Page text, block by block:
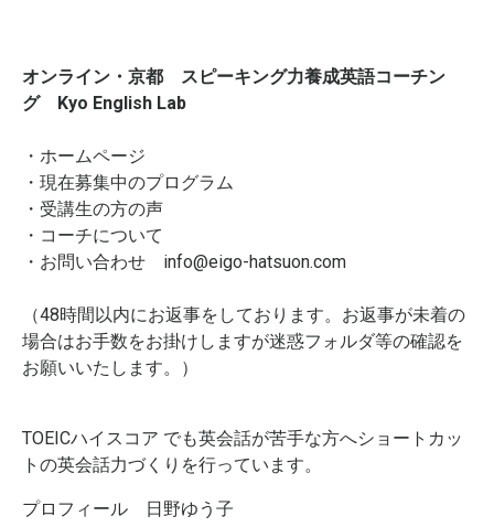
オンライン・京都 スピーキング力養成英語コーチン
グ Kyo English Lab
・ ホームページ
・ 現在募集中のプログラム
・ 受講生の方の声
・ コーチについて
・お問い合わせ info@eigo-hatsuon.com
（48時間以内にお返事をしております。お返事が未着の
場合はお手数をお掛けしますが迷惑フォルダ等の確認を
お願いいたします。）
TOEICハイスコア でも英会話が苦手な方へショートカッ
トの英会話力づくりを行っています。
プロフィール 日野ゆう子